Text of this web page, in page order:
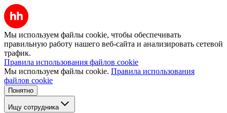
Мы используем файлы cookie, чтобы обеспечивать
правильную работу нашего веб-сайта и анализировать сетевой
трафик.
Правила использования файлов cookie
Мы используем файлы cookie. Правила использования
файлов cookie
Понятно
Ищу сотрудника